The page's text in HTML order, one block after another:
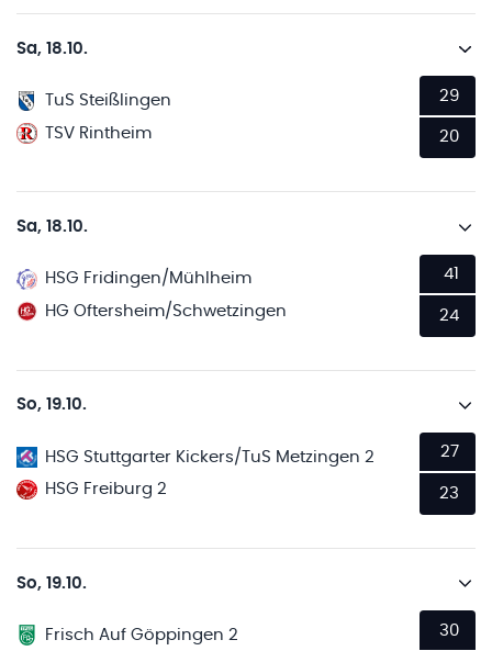
Sa, 18.10.
TuS Steißlingen
TSV Rintheim
29
20
Sa, 18.10.
HSG Fridingen/Mühlheim
HG Oftersheim/Schwetzingen
41
24
So, 19.10.
HSG Stuttgarter Kickers/TuS Metzingen 2
HSG Freiburg 2
27
23
So, 19.10.
Frisch Auf Göppingen 2
30